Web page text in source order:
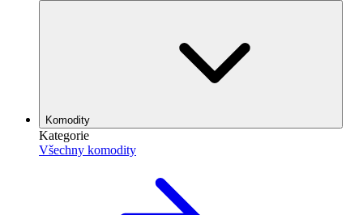
Komodity
Kategorie
Všechny komodity